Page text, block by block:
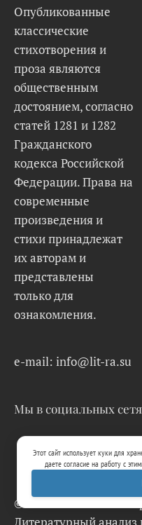
Опубликованные
классические
стихотворения и
проза являются
общественным
достоянием, согласно
статей 1281 и 1282
Гражданского
кодекса Российской
Федерации. Права на
современные
произведения и
стихи принадлежат
их авторам и
представлены
только для
ознакомления.
e-mail: info@lit-ra.su
Мы в социальных
© 2026 Lit-Ra.su.
Этот сайт использует куки для
даете согласие на работу с